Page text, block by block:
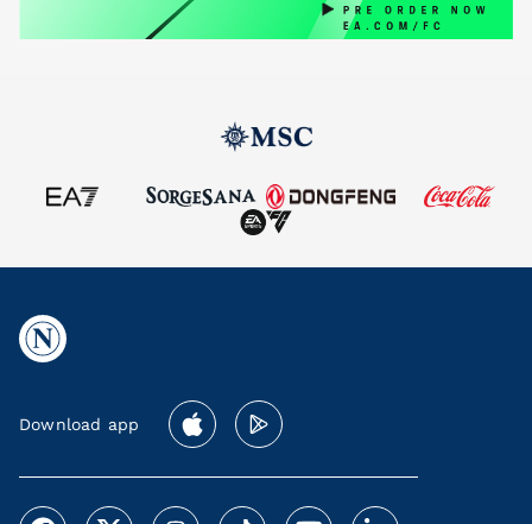
Download app